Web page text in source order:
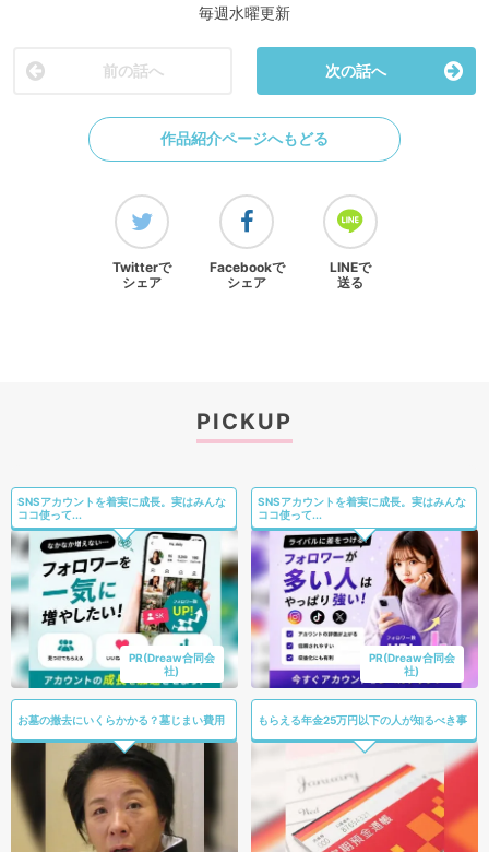
毎週水曜更新
前の話へ 次の話へ
作品紹介ページへもどる
Twitterで
シェア
Facebookで
シェア
LINEで
送る
PICKUP
SNSアカウントを着実に成長。実はみんな
ココ使って...
PR(Dreaw合同会
社)
SNSアカウントを着実に成長。実はみんな
ココ使って...
PR(Dreaw合同会
社)
お墓の撤去にいくらかかる？墓じまい費用 もらえる年金25万円以下の人が知るべき事